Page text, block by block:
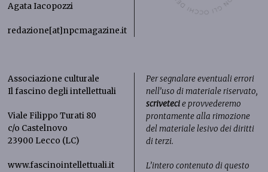
Agata Iacopozzi
redazione[at]npcmagazine.it
Associazione culturale
Il fascino degli intellettuali
Viale Filippo Turati 80
c/o Castelnovo
23900 Lecco (LC)
www.fascinointellettuali.it
Per segnalare eventuali errori
nell’uso di materiale riservato,
scrivetecie provvederemo
prontamente alla rimozione
del materiale lesivo dei diritti
di terzi.
L’intero contenuto di questo